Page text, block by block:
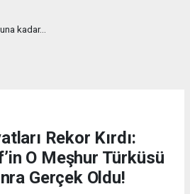
kadar...
Rekor Kırdı:
O Meşhur Türküsü
Gerçek Oldu!